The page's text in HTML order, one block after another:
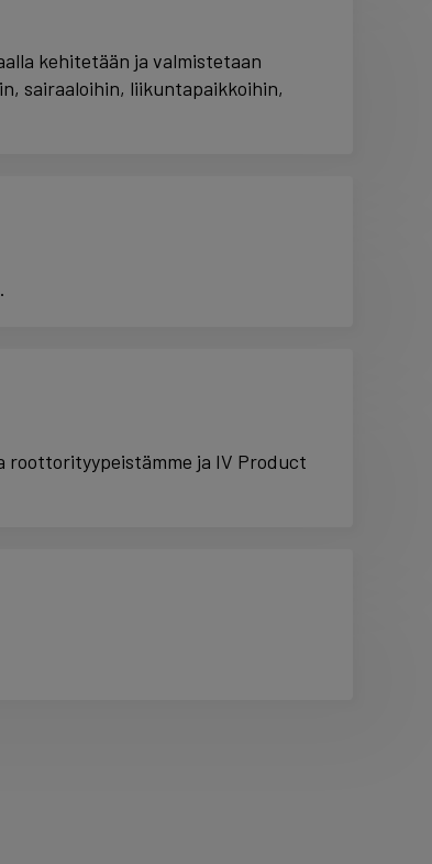
kehitetään ja valmistetaan
sairaaloihin, liikuntapaikkoihin,
roottorityypeistämme ja IV Product